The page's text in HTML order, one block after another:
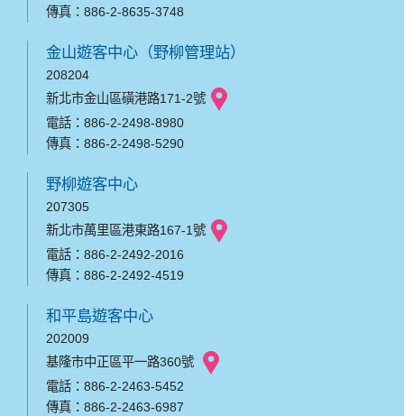
傳真：886-2-8635-3748
金山遊客中心（野柳管理站）
208204
新北市金山區磺港路171-2號
電話：886-2-2498-8980
傳真：886-2-2498-5290
野柳遊客中心
207305
新北市萬里區港東路167-1號
電話：886-2-2492-2016
傳真：886-2-2492-4519
和平島遊客中心
202009
基隆市中正區平一路360號
電話：886-2-2463-5452
傳真：886-2-2463-6987